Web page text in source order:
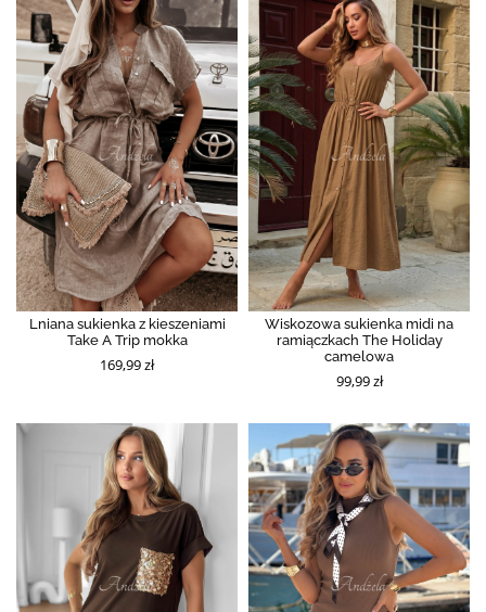
Lniana sukienka z kieszeniami
Take A Trip mokka
169,99 zł
Wiskozowa sukienka midi na
ramiączkach The Holiday
camelowa
99,99 zł